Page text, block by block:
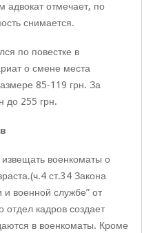
адвокат отмечает, по
снимается.
по повестке в
о смене места
85-119 грн. За
до 255 грн.
военкоматы о
ст.34 Закона
и военной службе” от
кадров создает
в военкоматы. Кроме